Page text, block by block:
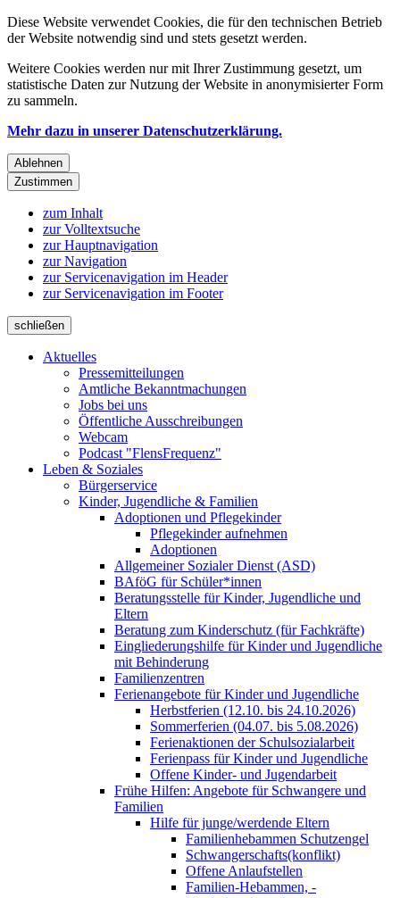
Diese Website verwendet Cookies, die für den technischen Betrieb
der Website notwendig sind und stets gesetzt werden.
Weitere Cookies werden nur mit Ihrer Zustimmung gesetzt, um
statistische Daten zur Nutzung der Website in anonymisierter Form
zu sammeln.
Mehr dazu in unserer Datenschutzerklärung.
Ablehnen
Zustimmen
zum Inhalt
zur Volltextsuche
zur Hauptnavigation
zur Navigation
zur Servicenavigation im Header
zur Servicenavigation im Footer
schließen
Aktuelles
Pressemitteilungen
Amtliche Bekanntmachungen
Jobs bei uns
Öffentliche Ausschreibungen
Webcam
Podcast "FlensFrequenz"
Leben & Soziales
Bürgerservice
Kinder, Jugendliche & Familien
Adoptionen und Pflegekinder
Pflegekinder aufnehmen
Adoptionen
Allgemeiner Sozialer Dienst (ASD)
BAföG für Schüler*innen
Beratungsstelle für Kinder, Jugendliche und
Eltern
Beratung zum Kinderschutz (für Fachkräfte)
Eingliederungshilfe für Kinder und Jugendliche
mit Behinderung
Familienzentren
Ferienangebote für Kinder und Jugendliche
Herbstferien (12.10. bis 24.10.2026)
Sommerferien (04.07. bis 5.08.2026)
Ferienaktionen der Schulsozialarbeit
Ferienpass für Kinder und Jugendliche
Offene Kinder- und Jugendarbeit
Frühe Hilfen: Angebote für Schwangere und
Familien
Hilfe für junge/werdende Eltern
Familienhebammen Schutzengel
Schwangerschafts(konflikt)
Offene Anlaufstellen
Familien-Hebammen, -